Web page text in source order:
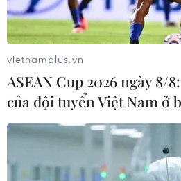
Thương binh-Liệt sỹ
18/07/2026 02:27
Chiếu miễn phí nhiều bộ phim
tài cách mạng nhân kỷ niệm
27/7
09/07/2026 03:44
179 bộ phim dự Liên hoan
vietnamplus.vn
ASEAN Cup 2026 ngày 8/
của đội tuyển Việt Nam ở